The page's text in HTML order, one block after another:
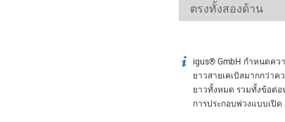
igus-icon-info
igus® GmbH กำหนดคว
ยาวสายเคเบิลมากกว่าค
ยาวทั้งหมด รวมทั้งข้อต่อ
การประกอบพ่วงแบบเปิด